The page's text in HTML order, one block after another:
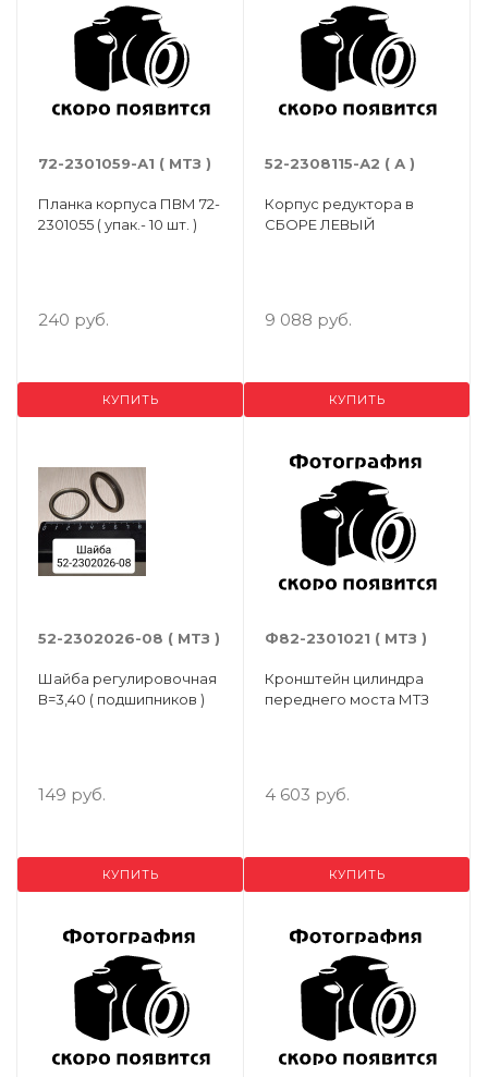
72-2301059-А1 ( МТЗ )
Планка корпуса ПВМ 72-
2301055 ( упак.- 10 шт. )
240 руб.
КУПИТЬ
52-2308115-А2 ( А )
Корпус редуктора в
СБОРЕ ЛЕВЫЙ
9 088 руб.
КУПИТЬ
52-2302026-08 ( МТЗ )
Шайба регулировочная
В=3,40 ( подшипников )
149 руб.
КУПИТЬ
Ф82-2301021 ( МТЗ )
Кронштейн цилиндра
переднего моста МТЗ
4 603 руб.
КУПИТЬ